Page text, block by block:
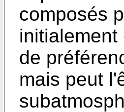
composés
de
mais peut